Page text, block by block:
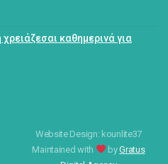
καθημερινά για
Website Design: kounlite37
Maintained with
byGratus